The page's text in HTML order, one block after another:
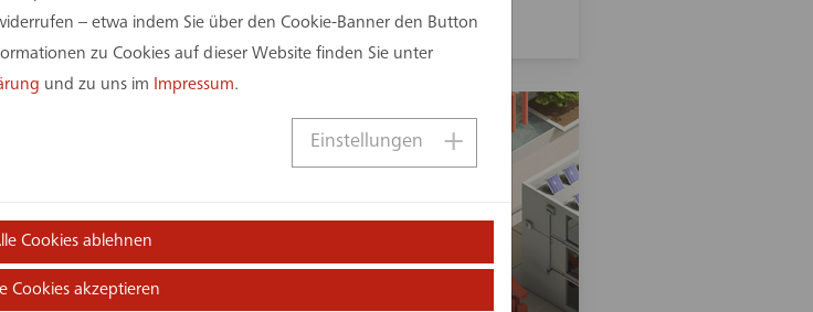
– etwa indem Sie über den Cookie-Banner den Button
zu Cookies auf dieser Website finden Sie unter
und zu uns im Impressum.
Einstellungen
Cookies ablehnen
Cookies akzeptieren